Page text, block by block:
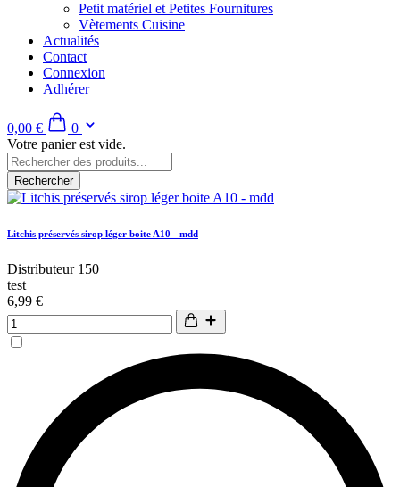
Petit matériel et Petites Fournitures
Vètements Cuisine
Actualités
Contact
Connexion
Adhérer
0,00 €
0
Votre panier est vide.
Rechercher
Litchis préservés sirop léger boite A10 - mdd
Distributeur 150
test
6,99 €